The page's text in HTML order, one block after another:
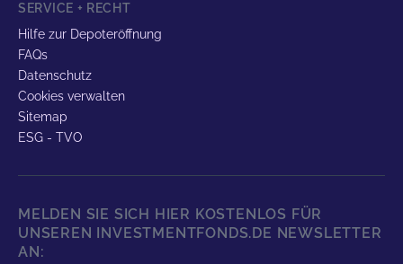
SERVICE + RECHT
Hilfe zur Depoteröffnung
FAQs
Datenschutz
Cookies verwalten
Sitemap
ESG - TVO
MELDEN SIE SICH HIER KOSTENLOS FÜR
UNSEREN INVESTMENTFONDS.DE NEWSLETTER
AN: